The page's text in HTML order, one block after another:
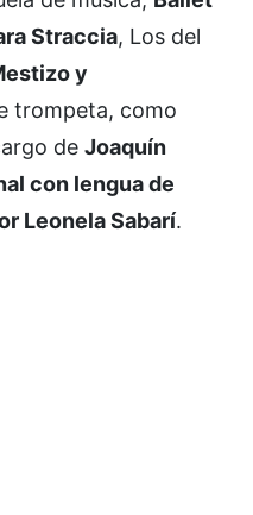
Straccia, Los del
y
trompeta, como
de Joaquín
con lengua de
Leonela Sabarí.